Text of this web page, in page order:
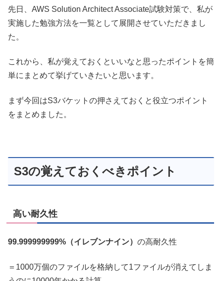
先日、AWS Solution Architect Associate試験対策で、私が
実施した勉強方法を一覧として展開させていただきまし
た。
これから、私が覚えておくといいなと思ったポイントを簡
単にまとめて挙げていきたいと思います。
まず今回はS3バケットの押さえておくと役立つポイント
をまとめました。
S3の覚えておくべきポイント
高い耐久性
99.999999999%（イレブンナイン） の高耐久性
＝1000万個のファイルを格納して1ファイルが消えてしま